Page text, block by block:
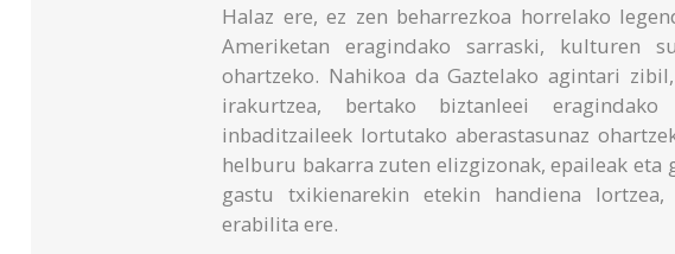
Halaz ere, ez zen beharrezkoa horrelako
Ameriketan eragindako sarraski, kulturen
ohartzeko. Nahikoa da Gaztelako agintari
irakurtzea, bertako biztanleei
inbaditzaileek lortutako aberastasunaz
helburu bakarra zuten elizgizonak, epaileak eta
gastu txikienarekin etekin handiena
erabilita ere.